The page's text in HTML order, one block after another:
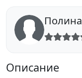
Полина
Описание